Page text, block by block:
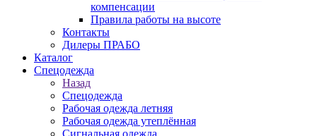
компенсации
Правила работы на высоте
Контакты
Дилеры ПРАБО
Каталог
Спецодежда
Назад
Спецодежда
Рабочая одежда летняя
Рабочая одежда утеплённая
Сигнальная одежда